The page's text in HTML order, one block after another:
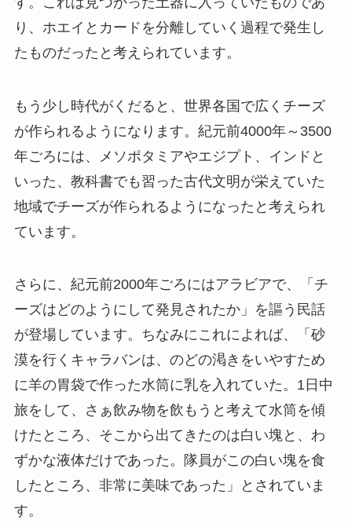
り、ホエイとカードを分離していく過程で発生し
たものだったと考えられています。
もう少し時代がくだると、世界各国で広くチーズ
が作られるようになります。紀元前4000年～3500
年ごろには、メソポタミアやエジプト、インドと
いった、教科書でも習った古代文明が栄えていた
地域でチーズが作られるようになったと考えられ
ています。
さらに、紀元前2000年ごろにはアラビアで、「チ
ーズはどのようにして発見されたか」を謳う民話
が登場しています。ちなみにこれによれば、「砂
漠を行くキャラバンは、のどの渇きをいやすため
に羊の胃袋で作った水筒に乳を入れていた。1日中
旅をして、さぁ飲み物を飲もうと考えて水筒を傾
けたところ、そこから出てきたのは白い塊と、わ
ずかな液体だけであった。隊員がこの白い塊を食
したところ、非常に美味であった」とされていま
す。